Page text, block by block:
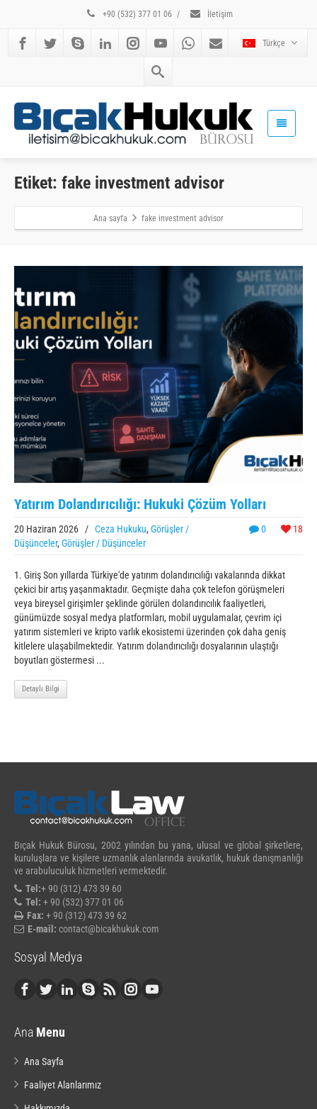
+90 (532) 377 01 06 / İletişim
Türkçe
Etiket: fake investment advisor
Ana sayfa fake investment advisor
Yatırım Dolandırıcılığı: Hukuki Çözüm Yolları
0 18
20 Haziran 2026 / Ceza Hukuku, Görüşler /
Düşünceler, Görüşler / Düşünceler
1. Giriş Son yıllarda Türkiye'de yatırım dolandırıcılığı vakalarında dikkat
çekici bir artış yaşanmaktadır. Geçmişte daha çok telefon görüşmeleri
veya bireysel girişimler şeklinde görülen dolandırıcılık faaliyetleri,
günümüzde sosyal medya platformları, mobil uygulamalar, çevrim içi
yatırım sistemleri ve kripto varlık ekosistemi üzerinden çok daha geniş
kitlelere ulaşabilmektedir. Yatırım dolandırıcılığı dosyalarının ulaştığı
boyutları göstermesi ...
Detaylı Bilgi
Bıçak Hukuk Bürosu, 2002 yılından bu yana, ulusal ve global şirketlere,
kuruluşlara ve kişilere uzmanlık alanlarında avukatlık, hukuk danışmanlığı
ve arabuluculuk hizmetleri vermektedir.
Tel:+ 90 (312) 473 39 60
Tel: + 90 (532) 377 01 06
Fax: + 90 (312) 473 39 62
E-mail: contact@bicakhukuk.com
Sosyal Medya
Ana Menu
Ana Sayfa
Faaliyet Alanlarımız